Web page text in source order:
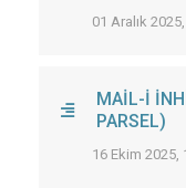
01 Aralık
MAİL-İ
PARSEL)
16 Ekim 2025,